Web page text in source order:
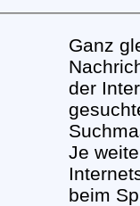
Ganz
der
Je
beim